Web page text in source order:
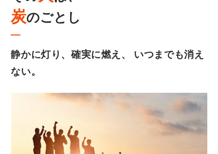
炭のごとし
静かに灯り、確実に燃え、
いつまでも消え
ない。